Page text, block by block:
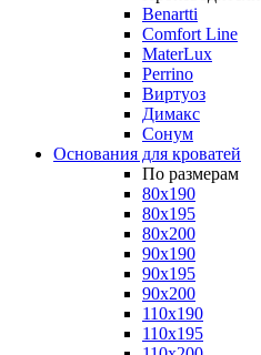
Benartti
Comfort Line
MaterLux
Perrino
Виртуоз
Димакс
Сонум
Основания для кроватей
По размерам
80x190
80x195
80x200
90x190
90x195
90x200
110x190
110x195